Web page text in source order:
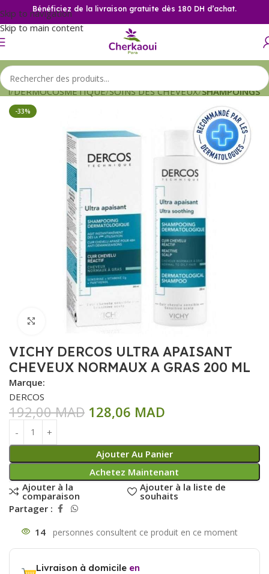
Skip to navigation
Skip to main content
Bénéficiez de la livraison gratuite dès 180 DH d’achat.
DERMOCOSMETIQUE SOINS DES CHEVEUX SHAMPOINGS
-33%
Click to enlarge
VICHY DERCOS ULTRA APAISANT
CHEVEUX NORMAUX A GRAS 200 ML
Marque:
DERCOS
192,00MAD 128,06 MAD
Ajouter Au Panier
Achetez Maintenant
Ajouter à la
comparaison
Ajouter à la liste de
souhaits
Partager :
14
Livraison à domicile en